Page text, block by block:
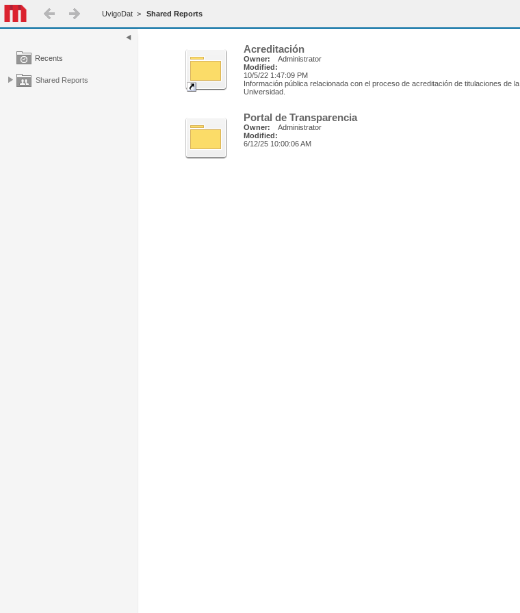
UvigoDat > Shared Reports
Recents
Shared Reports
Acreditación
Owner:
Administrator
Modified:
10/5/22 1:47:09 PM
Información pública relacionada con el proceso de acreditación de titulaciones de la
Universidad.
Portal de Transparencia
Owner:
Administrator
Modified:
6/12/25 10:00:06 AM